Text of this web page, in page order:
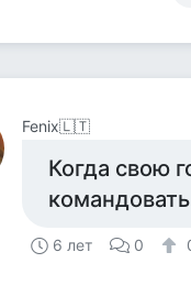
Fenix🇱🇹
Когда свою
6 лет 0